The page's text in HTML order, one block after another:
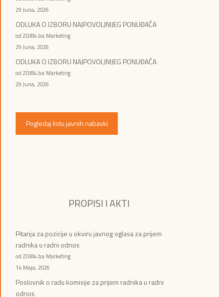
29 Juna, 2026
ODLUKA O IZBORU NAJPOVOLJNIJEG PONUĐAČA
od ZOI84.ba Marketing
29 Juna, 2026
ODLUKA O IZBORU NAJPOVOLJNIJEG PONUĐAČA
od ZOI84.ba Marketing
29 Juna, 2026
Pogledaj listu javnih nabavki
PROPISI I AKTI
Pitanja za pozicije u okviru javnog oglasa za prijem
radnika u radni odnos
od ZOI84.ba Marketing
14 Maja, 2026
Poslovnik o radu komisije za prijem radnika u radni
odnos